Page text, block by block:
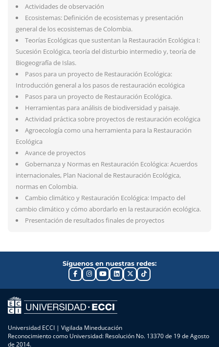
Actividades de observación
Ecosistemas: Definición de ecosistemas y presentación
general de los ecosistemas de Colombia.
Teorías Ecológicas que sustentan la Restauración Ecológica I:
Sucesión Ecológica, teoría del disturbio intermedio y, teoría de
Biogeografía de Islas.
Pasos para un proyecto de Restauración Ecológica:
Introducción general a los pasos de restauración ecológica
Pasos para un proyecto de Restauración Ecológica.
Herramientas para análisis de biodiversidad y paisaje.
Actividad práctica sobre proyectos de restauración ecológica
Agroecología como una herramienta para la Restauración
Ecológica
Avance de proyectos
Gobernanza y Normas en Restauración Ecológica: Acuerdos
internacionales, Plan Nacional de Restauración Ecológica,
normas en Colombia.
Cambio climático y Restauración Ecológica: Impacto del
cambio climático y cómo abordarlo en la restauración ecológica.
Presentación de resultados finales de proyectos
Síguenos en nuestras redes:
Universidad ECCI | Vigilada Mineducación
Reconocimiento como Universidad: Resolución No. 13370 de 19 de Agosto
de 2014.